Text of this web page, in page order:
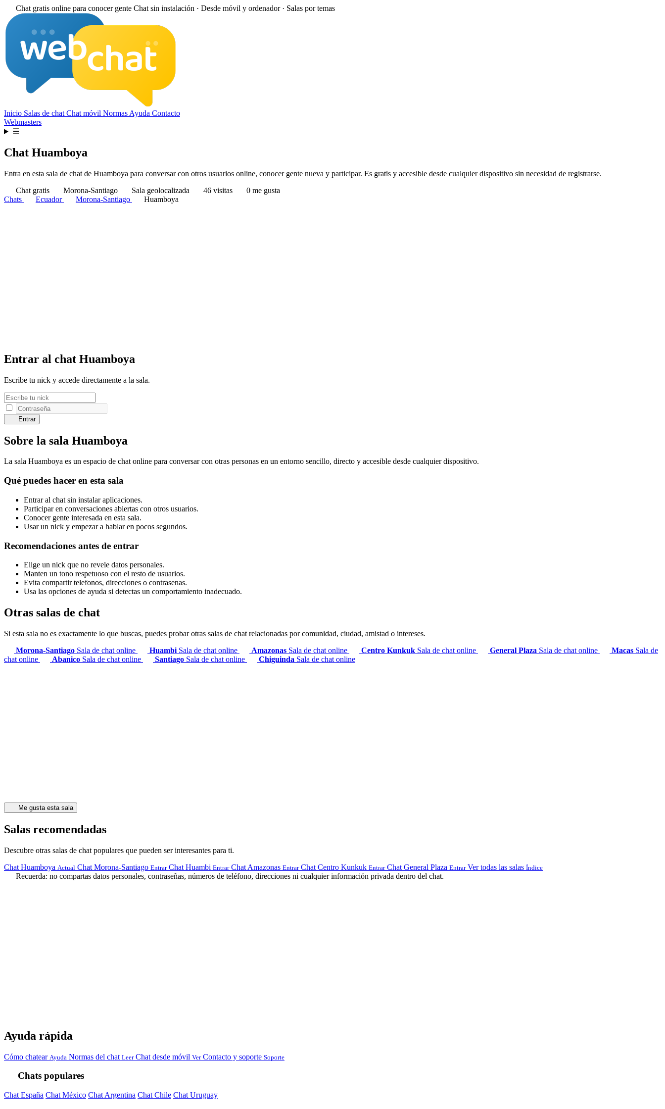
Chat gratis online para conocer gente Chat sin instalación · Desde móvil y ordenador · Salas por temas
Inicio Salas de chat Chat móvil Normas Ayuda Contacto
Webmasters
☰
Chat Huamboya
Entra en esta sala de chat de Huamboya para conversar con otros usuarios online, conocer gente nueva y participar. Es gratis y accesible desde cualquier dispositivo sin necesidad de registrarse.
Chat gratis
Morona-Santiago Sala geolocalizada 46 visitas
0 me gusta
Chats
Ecuador Morona-Santiago Huamboya
Entrar al chat Huamboya
Escribe tu nick y accede directamente a la sala.
Entrar
Sobre la sala Huamboya
La sala Huamboya es un espacio de chat online para conversar con otras personas en un entorno sencillo, directo y accesible desde cualquier dispositivo.
Qué puedes hacer en esta sala
Entrar al chat sin instalar aplicaciones.
Participar en conversaciones abiertas con otros usuarios.
Conocer gente interesada en esta sala.
Usar un nick y empezar a hablar en pocos segundos.
Recomendaciones antes de entrar
Elige un nick que no revele datos personales.
Manten un tono respetuoso con el resto de usuarios.
Evita compartir telefonos, direcciones o contrasenas.
Usa las opciones de ayuda si detectas un comportamiento inadecuado.
Otras salas de chat
Si esta sala no es exactamente lo que buscas, puedes probar otras salas de chat relacionadas por comunidad, ciudad, amistad o intereses.
Morona-Santiago Sala de chat online Huambi Sala de chat online Amazonas Sala de chat online Centro Kunkuk Sala de chat online General Plaza Sala de chat online Macas Sala de
chat online
Abanico Sala de chat online Santiago Sala de chat online Chiguinda Sala de chat online
Me gusta esta sala
Salas recomendadas
Descubre otras salas de chat populares que pueden ser interesantes para ti.
Chat Huamboya Actual Chat Morona-Santiago Entrar Chat Huambi Entrar Chat Amazonas Entrar Chat Centro Kunkuk Entrar Chat General Plaza Entrar Ver todas las salas Índice
Recuerda: no compartas datos personales, contraseñas, números de teléfono, direcciones ni cualquier información privada dentro del chat.
Ayuda rápida
Cómo chatear Ayuda Normas del chat Leer Chat desde móvil Ver Contacto y soporte Soporte
Chats populares
Chat España Chat México Chat Argentina Chat Chile Chat Uruguay